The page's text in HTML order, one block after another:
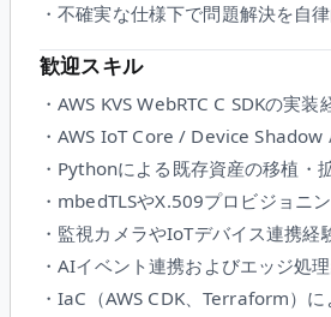
・不確実な仕様下で問題解決を自
歓迎スキル
・AWS KVS WebRTC C SDKの実装
・AWS IoT Core / Device Shadow
・Pythonによる既存資産の移植・
・mbedTLSやX.509プロビジョニ
・監視カメラやIoTデバイス連携経
・AIイベント連携およびエッジ処
・IaC（AWS CDK、Terraform）